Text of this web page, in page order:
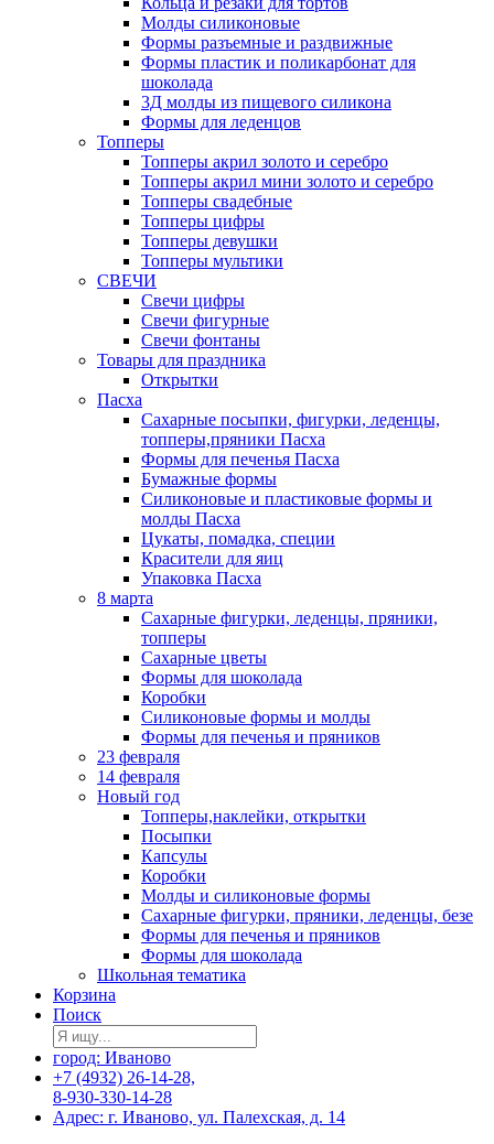
Молды силиконовые
Формы разъемные и раздвижные
Формы пластик и поликарбонат для
шоколада
3Д молды из пищевого силикона
Формы для леденцов
Топперы
Топперы акрил золото и серебро
Топперы акрил мини золото и серебро
Топперы свадебные
Топперы цифры
Топперы девушки
Топперы мультики
СВЕЧИ
Свечи цифры
Свечи фигурные
Свечи фонтаны
Товары для праздника
Открытки
Пасха
Сахарные посыпки, фигурки, леденцы,
топперы,пряники Пасха
Формы для печенья Пасха
Бумажные формы
Силиконовые и пластиковые формы и
молды Пасха
Цукаты, помадка, специи
Красители для яиц
Упаковка Пасха
8 марта
Сахарные фигурки, леденцы, пряники,
топперы
Сахарные цветы
Формы для шоколада
Коробки
Силиконовые формы и молды
Формы для печенья и пряников
23 февраля
14 февраля
Новый год
Топперы,наклейки, открытки
Посыпки
Капсулы
Коробки
Молды и силиконовые формы
Сахарные фигурки, пряники, леденцы, безе
Формы для печенья и пряников
Формы для шоколада
Школьная тематика
Корзина
Поиск
город: Иваново
+7 (4932) 26-14-28,
8-930-330-14-28
Адрес: г. Иваново, ул. Палехская, д. 14